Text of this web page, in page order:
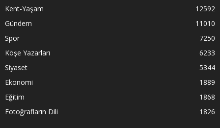
Kent-Yaşam
12592
Gündem
11010
Spor
7250
Köşe Yazarları
6233
Siyaset
5344
Ekonomi
1889
Eğitim
1868
Fotoğrafların Dili
1826